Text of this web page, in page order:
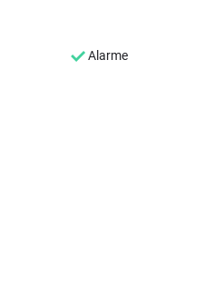
Alarme